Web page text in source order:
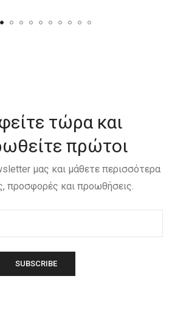
τώρα και
πρώτοι
μας και μάθετε περισσότερα
προσφορές και προωθήσεις.